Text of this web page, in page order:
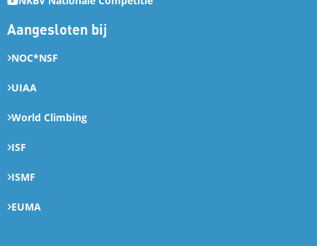
Aangesloten bij
NOC*NSF
UIAA
World Climbing
ISF
ISMF
EUMA